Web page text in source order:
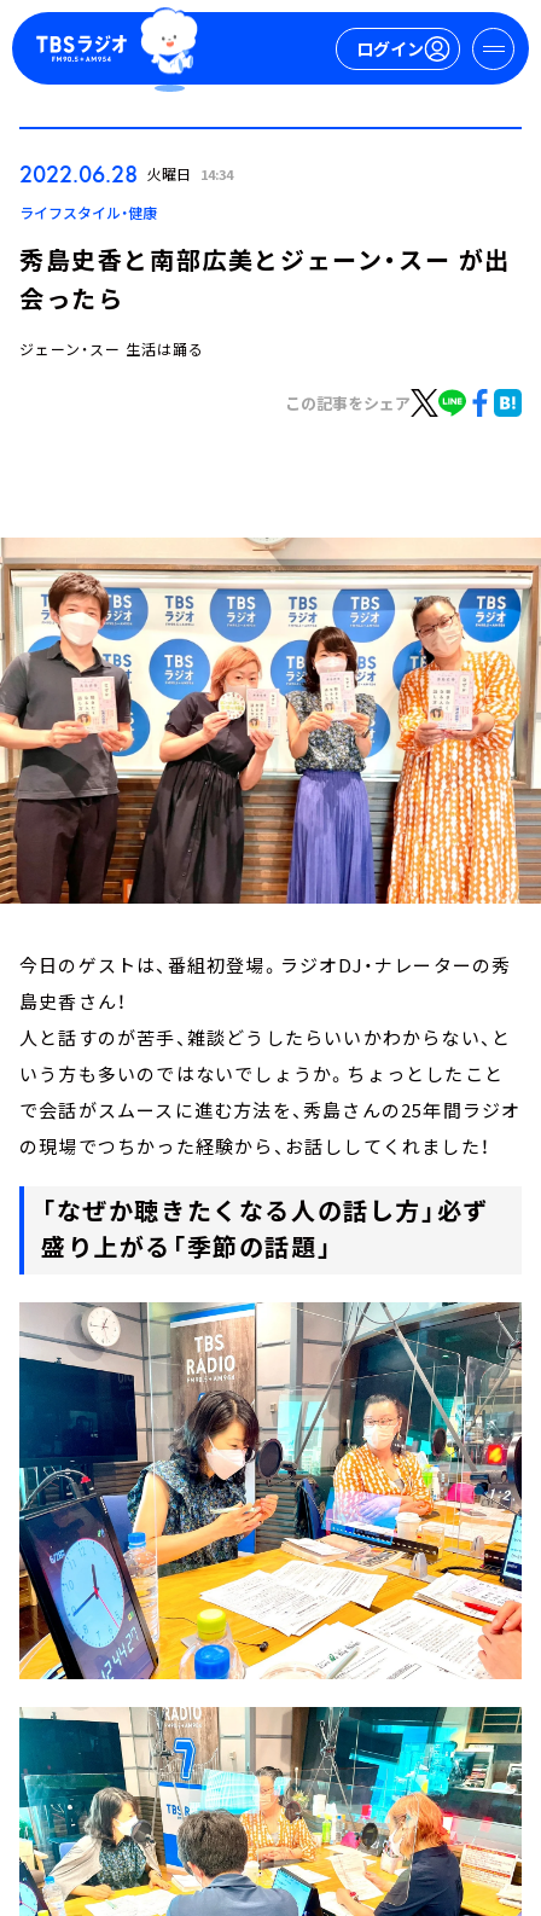
ログイン
ログイン
お知らせ
イベント・グッズ
YouTube
会社情報
2022.06.28 火曜日 14:34
ライフスタイル・健康
秀島史香と南部広美とジェーン・スー が出
会ったら
ジェーン・スー 生活は踊る
この記事をシェア
今日のゲストは、番組初登場。ラジオDJ・ナレーターの秀
島史香さん！
人と話すのが苦手、雑談どうしたらいいかわからない、と
いう方も多いのではないでしょうか。ちょっとしたこと
で会話がスムースに進む方法を、秀島さんの25年間ラジオ
の現場でつちかった経験から、お話ししてくれました！
「なぜか聴きたくなる人の話し方」必ず
盛り上がる「季節の話題」